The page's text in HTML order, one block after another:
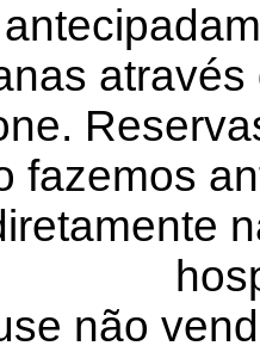
fazemos
não